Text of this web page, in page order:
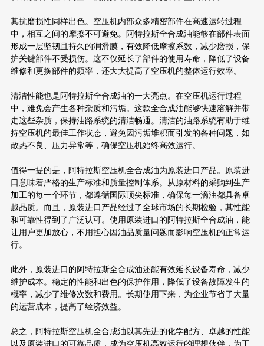
其抗磨损性同样出色。空压机内部众多精密部件在高速运转过程
中，相互之间的摩擦不可避免。阿特拉斯全合成油能够在部件表面
形成一层坚韧且持久的润滑膜，有效降低摩擦系数，减少磨损，保
护关键部件不受损伤。这不仅延长了部件的使用寿命，降低了设备
维修和更换部件的频率，还大大提高了空压机的整体运行效率。
清洁性能也是阿特拉斯全合成油的一大亮点。在空压机运行过程
中，难免会产生各种杂质和污垢。这款全合成油能够快速溶解并带
走这些杂质，保持油路系统的清洁畅通。清洁的油路系统有助于维
持空压机的最佳工作状态，避免因污垢堆积而引发的各种问题，如
散热不良、压力异常等，确保空压机始终高效运行。
值得一提的是，阿特拉斯空压机全合成油为原装进口产品。原装进
口意味着严格的生产标准和质量控制体系。从原材料的采购到生产
加工的每一个环节，都遵循国际顶尖标准，确保每一滴油都具备卓
越品质。而且，原装进口产品经过了全球市场的长期检验，其性能
和可靠性得到了广泛认可。使用原装进口的阿特拉斯全合成油，能
让用户更加放心，不用担心因油品质量问题而影响空压机的正常运
行。
此外，原装进口的阿特拉斯全合成油还能有效延长设备寿命，减少
维护成本。稳定的性能和出色的保护作用，降低了设备故障发生的
概率，减少了维修次数和费用。长期使用下来，为企业节省了大量
的运营成本，提高了经济效益。
总之，阿特拉斯空压机全合成油以其先进的化学配方、卓越的性能
以及原装进口的可靠品质，成为空压机高效运行的理想伙伴，为工